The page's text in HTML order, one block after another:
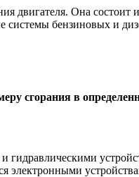
двигателя. Она
бензиновых и
сгорания в
гидравлическими
электронными